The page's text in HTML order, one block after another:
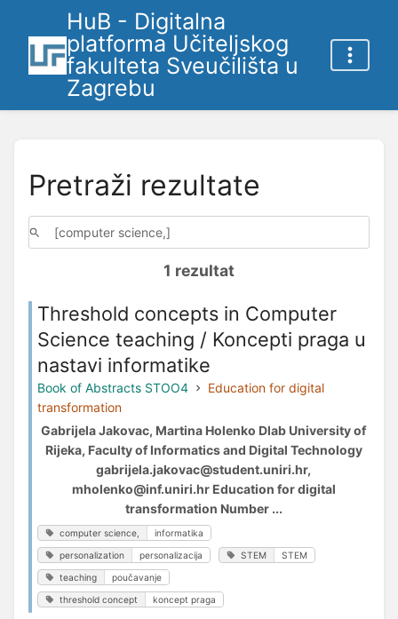
HuB - Digitalna
platforma Učiteljskog
fakulteta Sveučilišta u
Zagrebu
Pretraži rezultate
1 rezultat
Threshold concepts in Computer
Science teaching / Koncepti praga u
nastavi informatike
Book of Abstracts STOO4
Education for digital
transformation
Gabrijela Jakovac, Martina Holenko Dlab University of
Rijeka, Faculty of Informatics and Digital Technology
gabrijela.jakovac@student.uniri.hr,
mholenko@inf.uniri.hr Education for digital
transformation Number ...
computer science, informatika
personalization personalizacija STEM STEM
teaching poučavanje
threshold concept koncept praga